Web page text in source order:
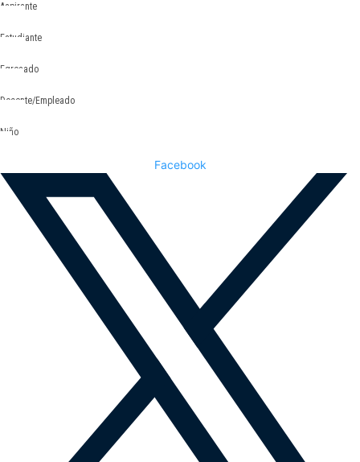
Aspirante
Estudiante
Egresado
Docente/Empleado
Niño
Facebook